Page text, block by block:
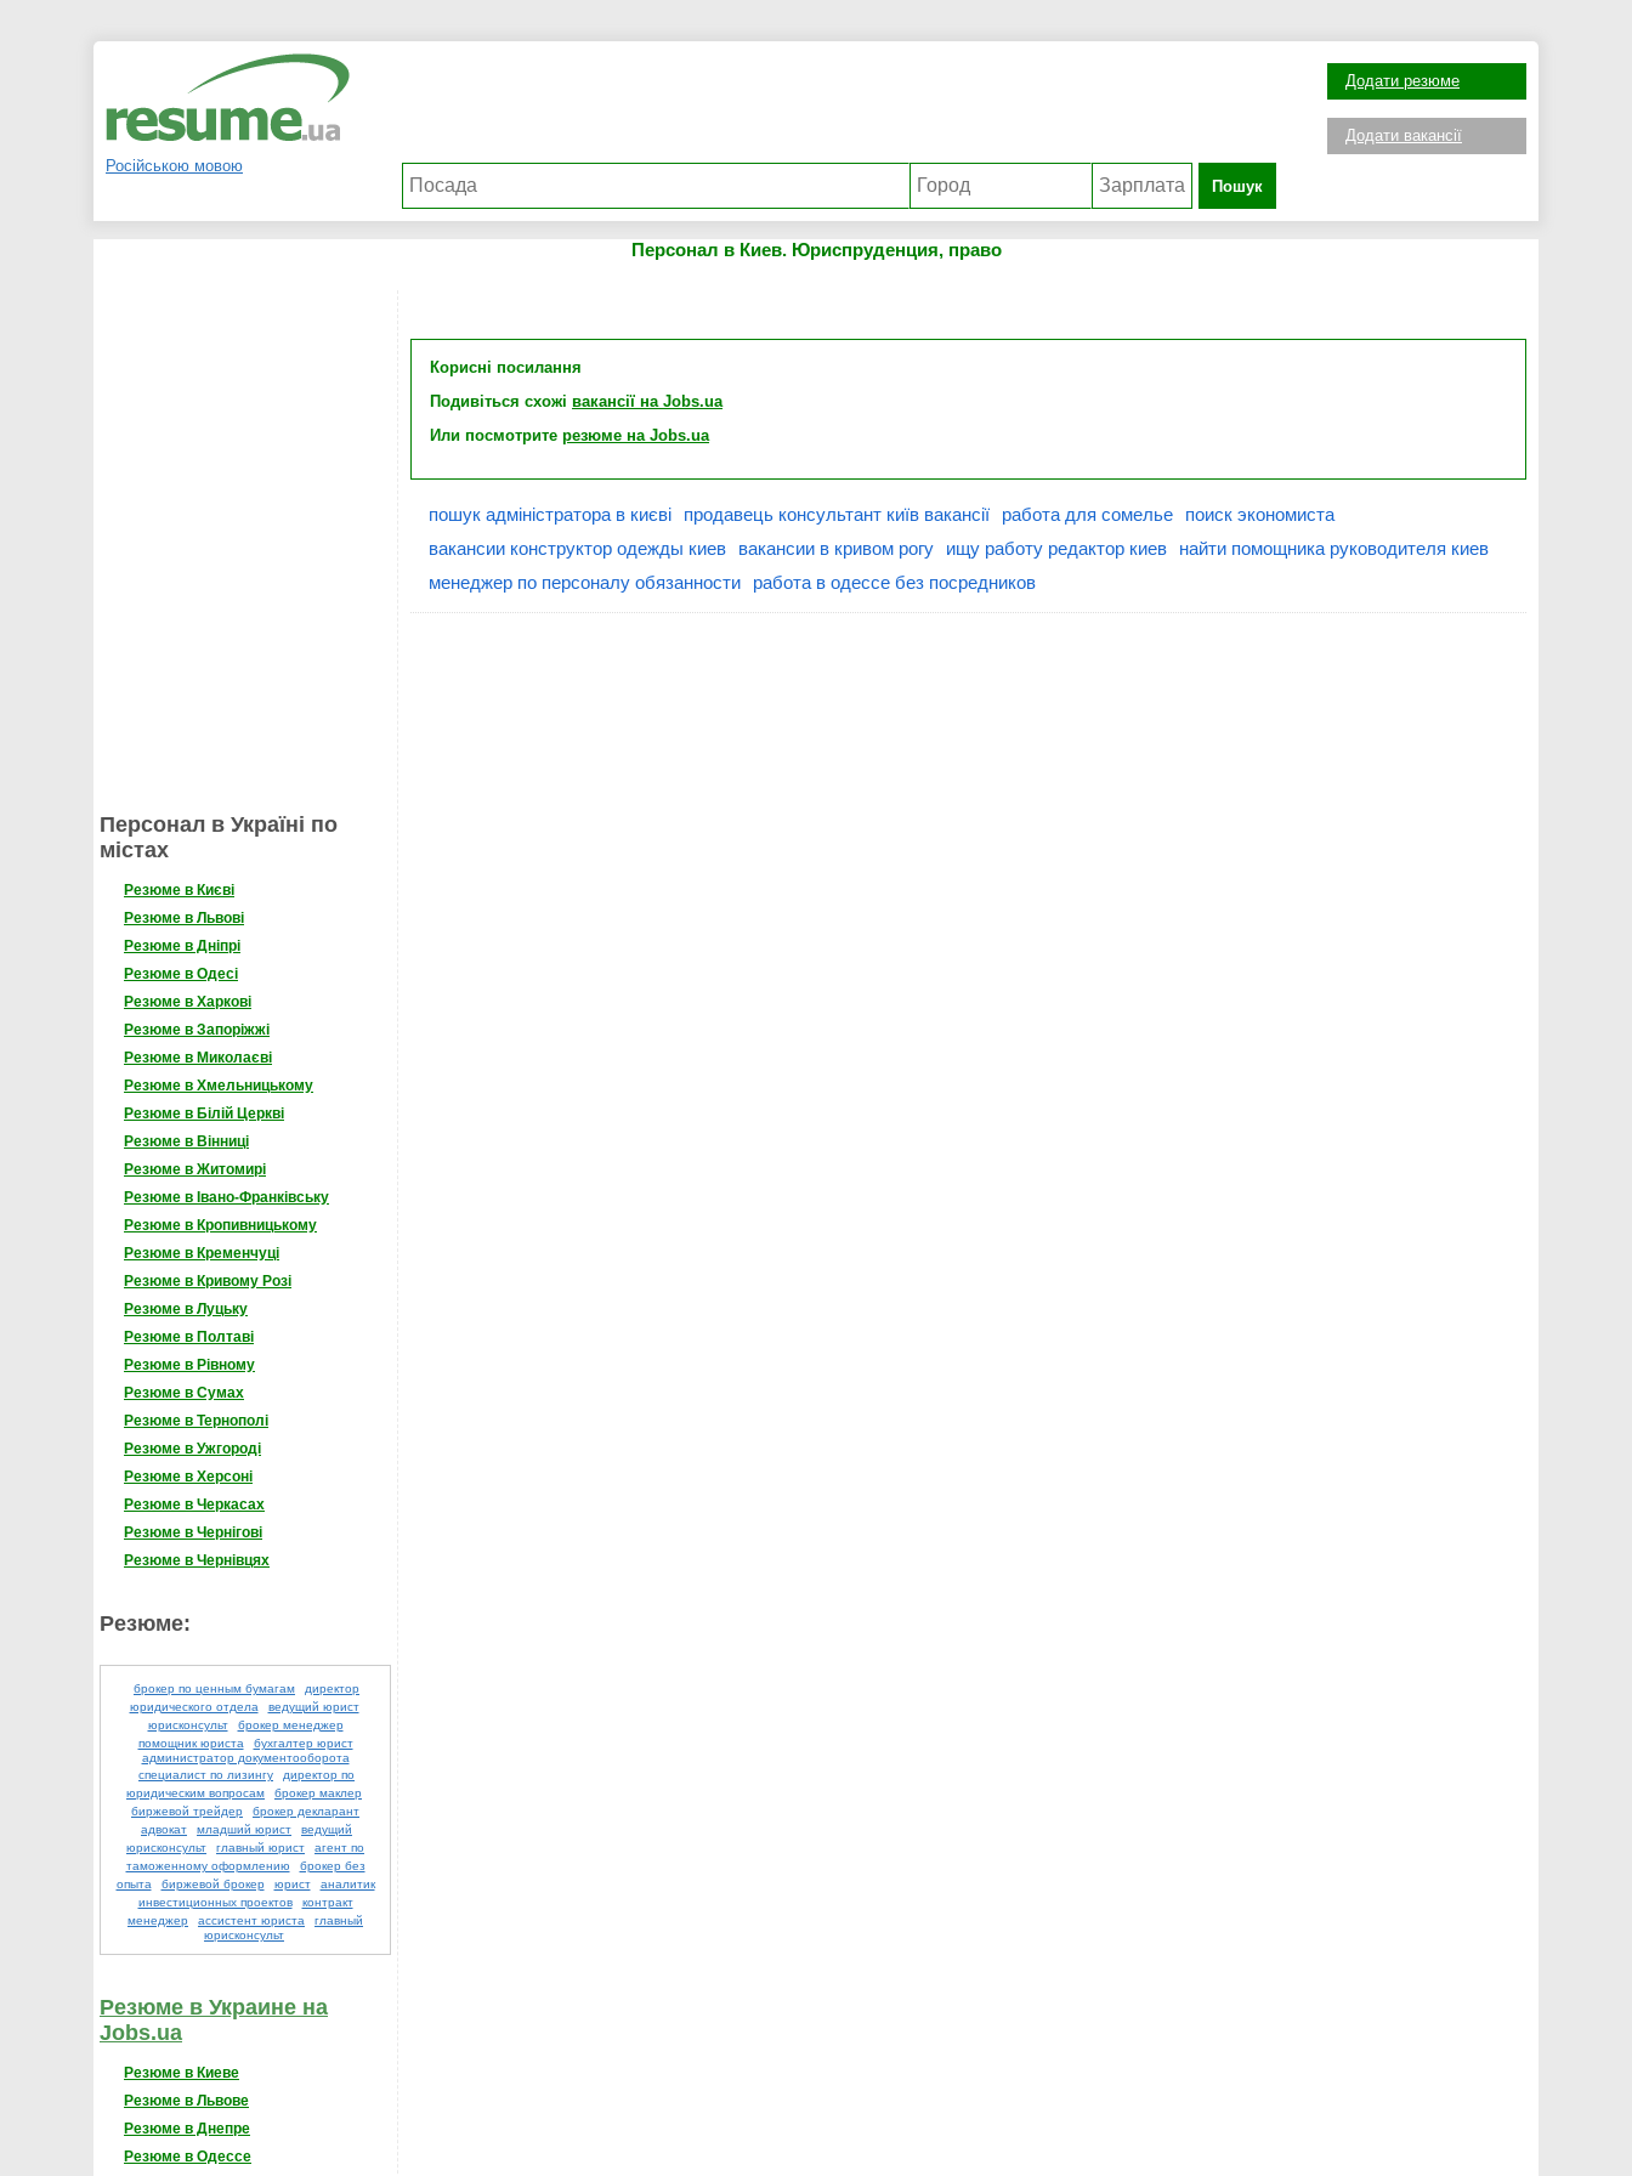
Російською мовою
Пошук
Додати резюме
Додати вакансії
Персонал в Киев. Юриспруденция, право
Персонал в Україні по
містах
Резюме в Києві
Резюме в Львові
Резюме в Дніпрі
Резюме в Одесі
Резюме в Харкові
Резюме в Запоріжжі
Резюме в Миколаєві
Резюме в Хмельницькому
Резюме в Білій Церкві
Резюме в Вінниці
Резюме в Житомирі
Резюме в Івано-Франківську
Резюме в Кропивницькому
Резюме в Кременчуці
Резюме в Кривому Розі
Резюме в Луцьку
Резюме в Полтаві
Резюме в Рівному
Резюме в Сумах
Резюме в Тернополі
Резюме в Ужгороді
Резюме в Херсоні
Резюме в Черкасах
Резюме в Чернігові
Резюме в Чернівцях
Резюме:
брокер по ценным бумагам
директор
юридического отдела
ведущий юрист
юрисконсульт
брокер менеджер
помощник юриста
бухгалтер юрист
администратор документооборота
специалист по лизингу
директор по
юридическим вопросам
брокер маклер
биржевой трейдер
брокер декларант
адвокат
младший юрист
ведущий
юрисконсульт
главный юрист
агент по
таможенному оформлению
брокер без
опыта
биржевой брокер юрист
аналитик
инвестиционных проектов
контракт
менеджер
ассистент юриста
главный
юрисконсульт
Резюме в Украине на
Jobs.ua
Резюме в Киеве
Резюме в Львове
Резюме в Днепре
Резюме в Одессе
Корисні посилання
Подивіться схожі вакансії на Jobs.ua
Или посмотрите резюме на Jobs.ua
пошук адміністратора в києві продавець консультант київ вакансії работа для сомелье
поиск экономиста
вакансии конструктор одежды киев
вакансии в кривом рогу ищу работу редактор киев
найти помощника руководителя киев
менеджер по персоналу обязанности
работа в одессе без посредников